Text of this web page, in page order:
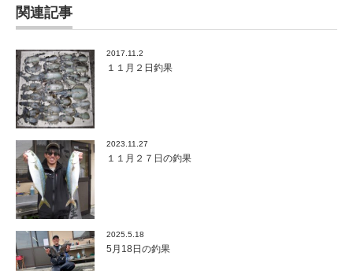
関連記事
2017.11.2
１１月２日釣果
2023.11.27
１１月２７日の釣果
2025.5.18
5月18日の釣果